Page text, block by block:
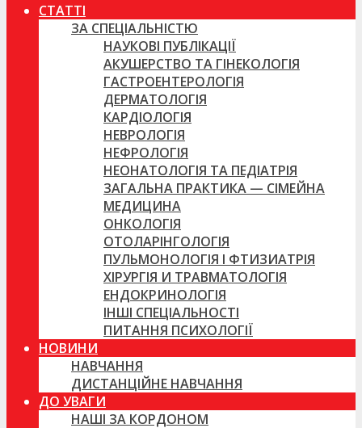
СТАТТІ
ЗА СПЕЦІАЛЬНІСТЮ
НАУКОВІ ПУБЛІКАЦІЇ
АКУШЕРСТВО ТА ГІНЕКОЛОГІЯ
ГАСТРОЕНТЕРОЛОГІЯ
ДЕРМАТОЛОГІЯ
КАРДІОЛОГІЯ
НЕВРОЛОГІЯ
НЕФРОЛОГІЯ
НЕОНАТОЛОГІЯ ТА ПЕДІАТРІЯ
ЗАГАЛЬНА ПРАКТИКА — СІМЕЙНА
МЕДИЦИНА
ОНКОЛОГІЯ
ОТОЛАРІНГОЛОГІЯ
ПУЛЬМОНОЛОГІЯ І ФТИЗИАТРІЯ
ХІРУРГІЯ И ТРАВМАТОЛОГІЯ
ЕНДОКРИНОЛОГІЯ
ІНШІ СПЕЦІАЛЬНОСТІ
ПИТАННЯ ПСИХОЛОГІЇ
НОВИНИ
НАВЧАННЯ
ДИСТАНЦІЙНЕ НАВЧАННЯ
ДО УВАГИ
НАШІ ЗА КОРДОНОМ